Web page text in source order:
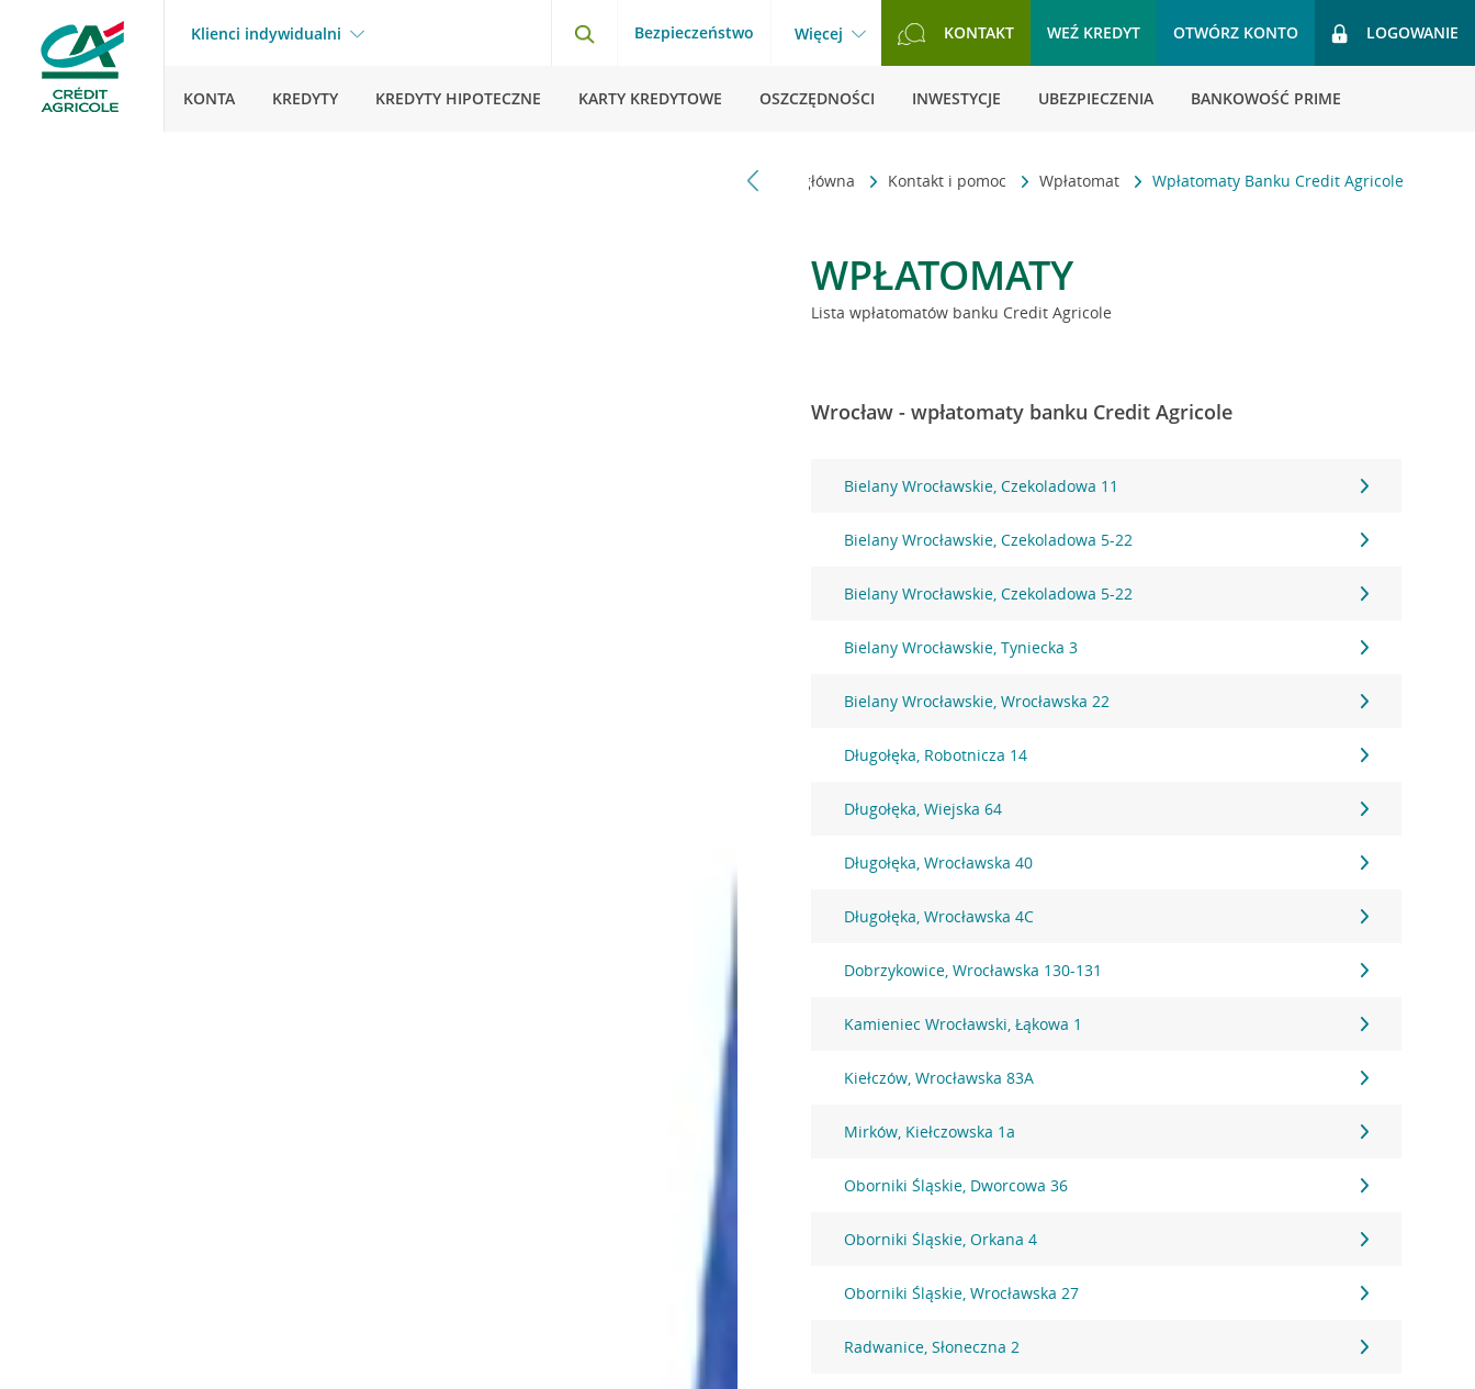
Klienci indywidualni Bezpieczeństwo Więcej KONTAKT WEŹ KREDYT OTWÓRZ KONTO LOGOWANIE
KONTA KREDYTY KREDYTY HIPOTECZNE KARTY KREDYTOWE OSZCZĘDNOŚCI INWESTYCJE UBEZPIECZENIA BANKOWOŚĆ PRIME
Strona główna Kontakt i pomoc Wpłatomat Wpłatomaty Banku Credit Agricole
WPŁATOMATY
Lista wpłatomatów banku Credit Agricole
Wrocław - wpłatomaty banku Credit Agricole
Bielany Wrocławskie, Czekoladowa 11
Bielany Wrocławskie, Czekoladowa 5-22
Bielany Wrocławskie, Czekoladowa 5-22
Bielany Wrocławskie, Tyniecka 3
Bielany Wrocławskie, Wrocławska 22
Długołęka, Robotnicza 14
Długołęka, Wiejska 64
Długołęka, Wrocławska 40
Długołęka, Wrocławska 4C
Dobrzykowice, Wrocławska 130-131
Kamieniec Wrocławski, Łąkowa 1
Kiełczów, Wrocławska 83A
Mirków, Kiełczowska 1a
Oborniki Śląskie, Dworcowa 36
Oborniki Śląskie, Orkana 4
Oborniki Śląskie, Wrocławska 27
Radwanice, Słoneczna 2